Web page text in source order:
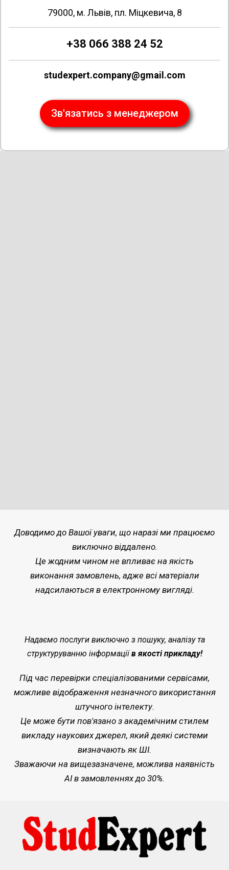
79000, м. Львів, пл. Міцкевича, 8
+38 066 388 24 52
studexpert.company@gmail.com
Зв'язатись з менеджером
Доводимо до Вашої уваги, що наразі ми працюємо
виключно віддалено.
Це жодним чином не впливає на якість
виконання замовлень, адже всі матеріали
надсилаються в електронному вигляді.
Надаємо послуги виключно з пошуку, аналізу та
структуруванню інформаціїв якості прикладу!
Під час перевірки спеціалізованими сервісами,
можливе відображення незначного використання
штучного інтелекту.
Це може бути пов'язано з академічним стилем
викладу наукових джерел, який деякі системи
визначають як ШІ.
Зважаючи на вищезазначене, можлива наявність
AI в замовленнях до 30%.